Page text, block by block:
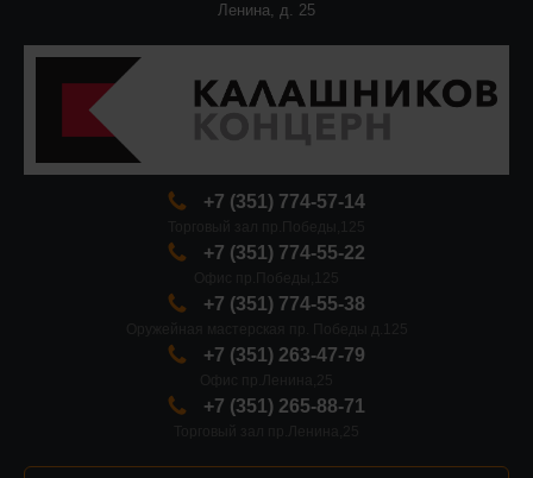
Ленина, д. 25
+7 (351) 774-57-14
+7 (351) 774-55-22
+7 (351) 774-55-38
+7 (351) 263-47-79
+7 (351) 265-88-71